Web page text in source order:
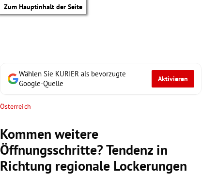
Zum Hauptinhalt der Seite
Wählen Sie KURIER als bevorzugte
Google-Quelle
Aktivieren
Österreich
Kommen weitere
Öffnungsschritte? Tendenz in
Richtung regionale Lockerungen